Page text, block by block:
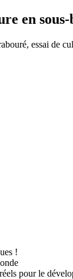
en sous-
essai de
!
pour le